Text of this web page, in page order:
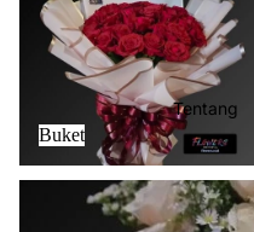
Tentang
Buket
Buket Bunga Terdekat di